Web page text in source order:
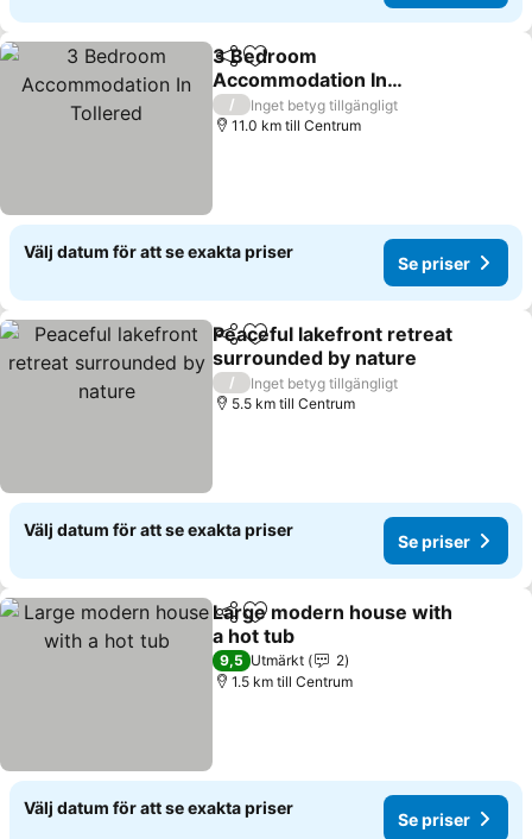
Dela Lägg till i Mina Favoriter
3 Bedroom
Accommodation In
Tollered
/
Inget betyg tillgängligt
11.0 km till Centrum
Välj datum för att se exakta priser
Se priser
Dela Lägg till i Mina Favoriter
Peaceful lakefront retreat
surrounded by nature
/
Inget betyg tillgängligt
5.5 km till Centrum
Välj datum för att se exakta priser
Se priser
Dela Lägg till i Mina Favoriter
Large modern house with
a hot tub
9,5 Utmärkt
2
1.5 km till Centrum
Välj datum för att se exakta priser
Se priser